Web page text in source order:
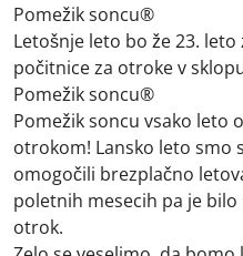
Pomežik soncu®
Letošnje leto bo že 23.
počitnice za otroke v
Pomežik soncu®
Pomežik soncu vsako leto
otrokom! Lansko leto smo
omogočili brezplačno
poletnih mesecih pa je
otrok.